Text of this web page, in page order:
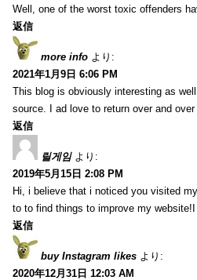
Well, one of the worst toxic offenders
返信
more info より:
2021年1月9日 6:06 PM
This blog is obviously interesting as
source. I ad love to return over and
返信
릴게임 より:
2019年5月15日 2:08 PM
Hi, i believe that i noticed you visited
to to find things to improve my
返信
buy Instagram likes より:
2020年12月31日 12:03 AM